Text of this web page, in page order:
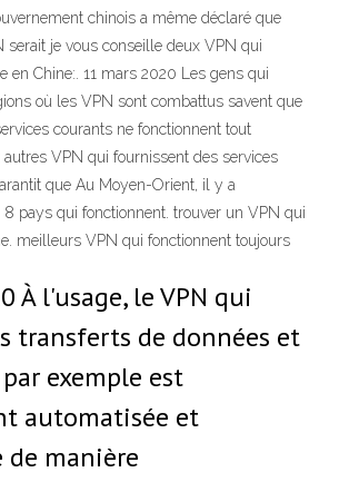
chinois a même déclaré que
serait je vous conseille deux VPN qui
en Chine:. 11 mars 2020 Les gens qui
où les VPN sont combattus savent que
courants ne fonctionnent tout
VPN qui fournissent des services
que Au Moyen-Orient, il y a
pays qui fonctionnent. trouver un VPN qui
meilleurs VPN qui fonctionnent toujours
À l'usage, le VPN qui
transferts de données et
exemple est
automatisée et
manière